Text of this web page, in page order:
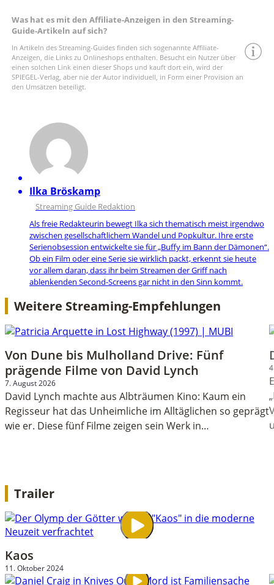
Was hat es mit den Affiliate-Anzeigen in den Streaming-
Guide-Artikeln auf sich?
In Artikeln des Streaming-Guides finden sich sogenannte Affiliate-
Anzeigen, die Links zu Onlineshops enthalten. Besucht ein Nutzer über
einen solchen Link einen dieser Shops und kauft dort ein, wird der
SPIEGEL-Verlag, aber nie der Autor individuell, in Form einer Provision an
den Umsätzen beteiligt.
Ilka Bröskamp
Streaming Guide Redaktion
Als freie Redakteurin bewegt Ilka sich thematisch meist irgendwo
zwischen gesellschaftlichem Wandel und Popkultur. Ihre erste
Serienobsession entwickelte sie für „Buffy im Bann der Dämonen“.
Ob ein Film oder eine Serie sie wirklich packt, erkennt sie heute
vor allem daran, dass ihr beim Streamen der Griff nach
ablenkenden Second-Screens gar nicht in den Sinn kommt.
Weitere Streaming-Empfehlungen
Von Dune bis Mulholland Drive: Fünf
prägende Filme von David Lynch
7. August 2026
David Lynch machte aus Albträumen Kino: Kaum ein
Regisseur hat das Unheimliche im Alltäglichen so geprägt
wie er. Diese fünf Filme zeigen sein Werk in…
Trailer
Kaos
11. Oktober 2024